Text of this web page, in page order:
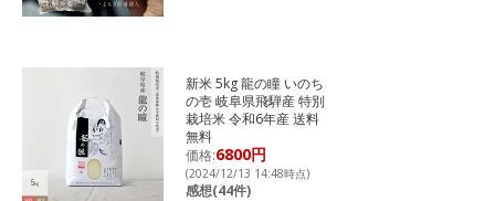
新米 5kg 龍の瞳 いのち
の壱 岐阜県飛騨産 特別
栽培米 令和6年産 送料
無料
価格:6800円
(2024/12/13 14:48時点)
感想(44件)